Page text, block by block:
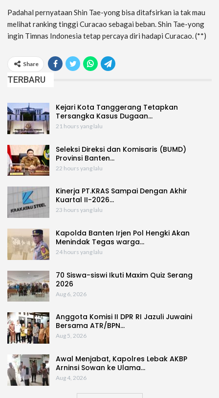
Padahal pernyataan Shin Tae-yong bisa ditafsirkan ia tak mau
melihat ranking tinggi Curacao sebagai beban. Shin Tae-yong
ingin Timnas Indonesia tetap percaya diri hadapi Curacao. (**)
Share
TERBARU
Kejari Kota Tanggerang Tetapkan
Tersangka Kasus Dugaan…
21 hours yang lalu
Seleksi Direksi dan Komisaris (BUMD)
Provinsi Banten…
22 hours yang lalu
Kinerja PT.KRAS Sampai Dengan Akhir
Kuartal II-2026…
23 hours yang lalu
Kapolda Banten Irjen Pol Hengki Akan
Menindak Tegas warga…
24 hours yang lalu
70 Siswa-siswi Ikuti Maxim Quiz Serang
2026
Aug 6, 2026
Anggota Komisi II DPR RI Jazuli Juwaini
Bersama ATR/BPN…
Aug 5, 2026
Awal Menjabat, Kapolres Lebak AKBP
Arninsi Sowan ke Ulama…
Aug 4, 2026